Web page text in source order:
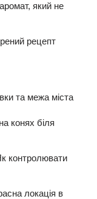
який не
рецепт
та межа міста
конях біля
контролювати
локація в